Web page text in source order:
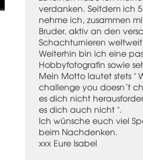
verdanken. Seitdem ich
nehme ich, zusammen
Bruder, aktiv an den
Schachturnieren
Weiterhin bin ich eine
Hobbyfotografin sowie
Mein Motto lautet stets "
challenge you doesn´t
es dich nicht
es dich auch nicht ".
Ich wünsche euch viel
beim Nachdenken.
xxx Eure Isabel